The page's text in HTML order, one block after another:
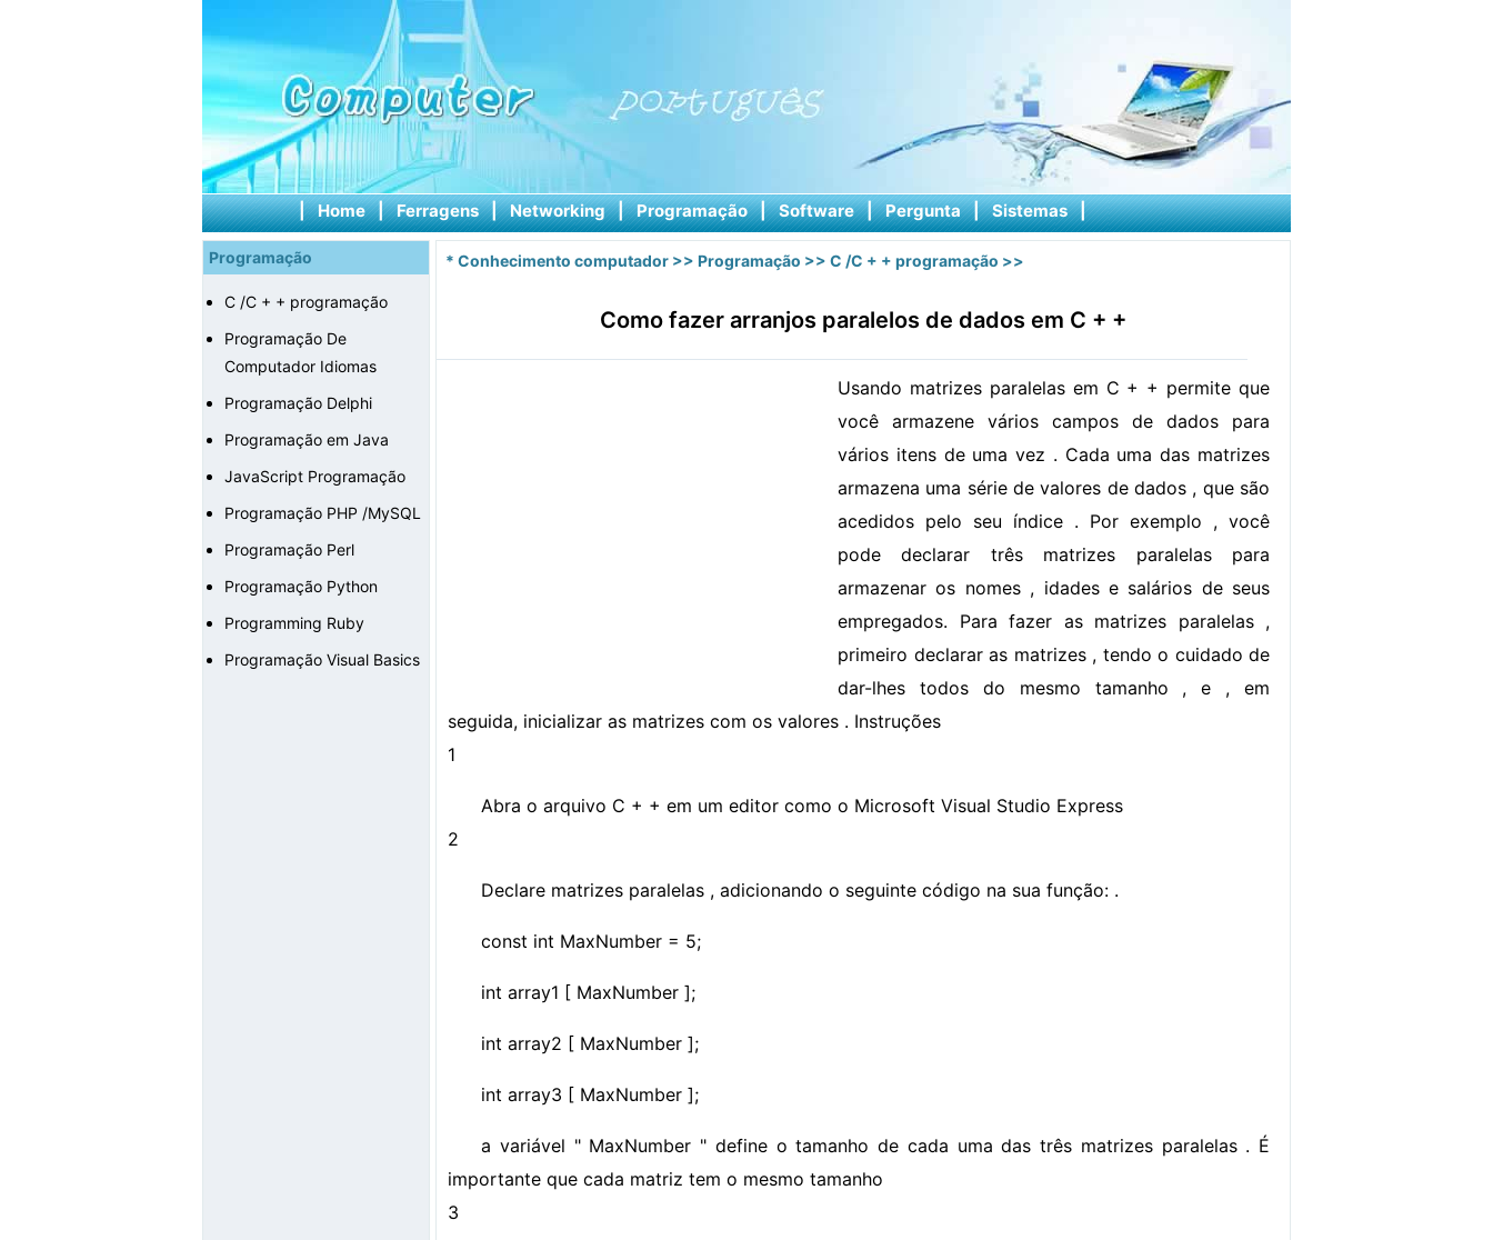
| Home | Ferragens | Networking | Programação | Software | Pergunta | Sistemas |
Programação
C /C + + programação
Programação De
Computador Idiomas
Programação Delphi
Programação em Java
JavaScript Programação
Programação PHP /MySQL
Programação Perl
Programação Python
Programming Ruby
Programação Visual Basics
* Conhecimento computador >> Programação >> C /C + + programação >>
Como fazer arranjos paralelos de dados em C + +
Usando matrizes paralelas em C + + permite que
você armazene vários campos de dados para
vários itens de uma vez . Cada uma das matrizes
armazena uma série de valores de dados , que são
acedidos pelo seu índice . Por exemplo , você
pode declarar três matrizes paralelas para
armazenar os nomes , idades e salários de seus
empregados. Para fazer as matrizes paralelas ,
primeiro declarar as matrizes , tendo o cuidado de
dar-lhes todos do mesmo tamanho , e , em
seguida, inicializar as matrizes com os valores . Instruções
1
Abra o arquivo C + + em um editor como o Microsoft Visual Studio Express
2
Declare matrizes paralelas , adicionando o seguinte código na sua função: .
const int MaxNumber = 5;
int array1 [ MaxNumber ];
int array2 [ MaxNumber ];
int array3 [ MaxNumber ];
a variável " MaxNumber " define o tamanho de cada uma das três matrizes paralelas . É
importante que cada matriz tem o mesmo tamanho
3